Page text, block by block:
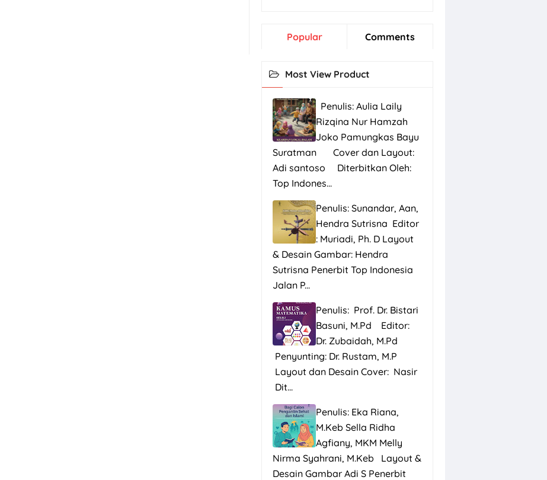
Popular Comments
Most View Product
Penulis: Aulia Laily
Rizqina Nur Hamzah
Joko Pamungkas Bayu
Suratman Cover dan Layout:
Adi santoso Diterbitkan Oleh:
Top Indones...
Penulis: Sunandar, Aan,
Hendra Sutrisna Editor
: Muriadi, Ph. D Layout
& Desain Gambar: Hendra
Sutrisna Penerbit Top Indonesia
Jalan P...
Penulis: Prof. Dr. Bistari
Basuni, M.Pd Editor:
Dr. Zubaidah, M.Pd
Penyunting: Dr. Rustam, M.P
Layout dan Desain Cover: Nasir
Dit...
Penulis: Eka Riana,
M.Keb Sella Ridha
Agfiany, MKM Melly
Nirma Syahrani, M.Keb Layout &
Desain Gambar Adi S Penerbit